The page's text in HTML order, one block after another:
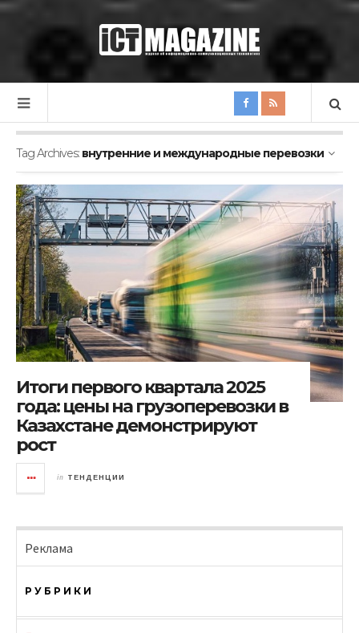
Tag Archives: внутренние и международные перевозки
Итоги первого квартала 2025
года: цены на грузоперевозки в
Казахстане демонстрируют
рост
in ТЕНДЕНЦИИ
Реклама
РУБРИКИ